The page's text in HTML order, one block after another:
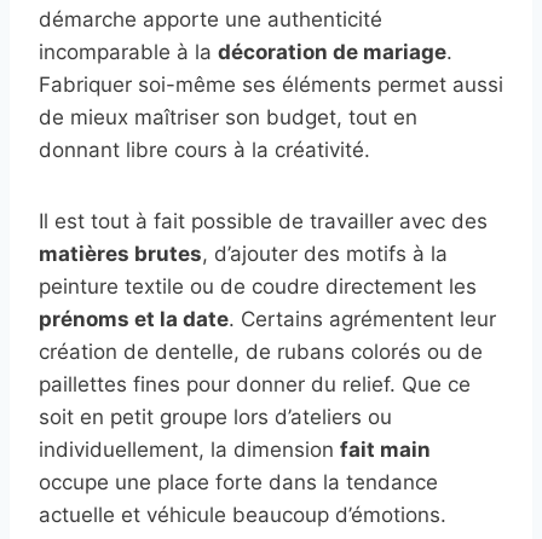
démarche apporte une authenticité
incomparable à la décoration de mariage.
Fabriquer soi-même ses éléments permet aussi
de mieux maîtriser son budget, tout en
donnant libre cours à la créativité.
Il est tout à fait possible de travailler avec des
matières brutes, d’ajouter des motifs à la
peinture textile ou de coudre directement les
prénoms et la date. Certains agrémentent leur
création de dentelle, de rubans colorés ou de
paillettes fines pour donner du relief. Que ce
soit en petit groupe lors d’ateliers ou
individuellement, la dimension fait main
occupe une place forte dans la tendance
actuelle et véhicule beaucoup d’émotions.